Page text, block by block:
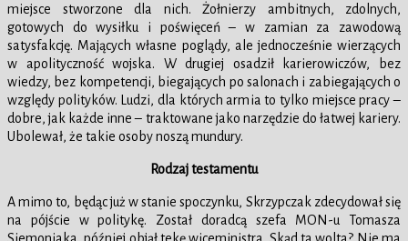
miejsce stworzone dla nich. Żołnierzy ambitnych, zdolnych,
gotowych do wysiłku i poświęceń – w zamian za zawodową
satysfakcję. Mających własne poglądy, ale jednocześnie wierzących
w apolityczność wojska. W drugiej osadził karierowiczów, bez
wiedzy, bez kompetencji, biegających po salonach i zabiegających o
względy polityków. Ludzi, dla których armia to tylko miejsce pracy –
dobre, jak każde inne – traktowane jako narzędzie do łatwej kariery.
Ubolewał, że takie osoby noszą mundury.
Rodzaj testamentu
A mimo to, będąc już w stanie spoczynku, Skrzypczak zdecydował się
na pójście w politykę. Został doradcą szefa MON-u Tomasza
Siemoniaka, później objął tekę wiceministra. Skąd ta wolta? Nie ma